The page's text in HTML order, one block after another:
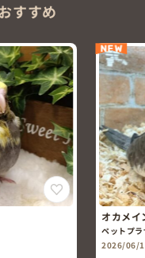
すすめ
レ
ペ